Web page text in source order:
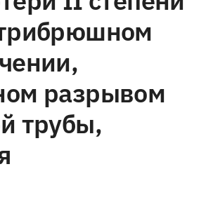
разрывом
трубы,